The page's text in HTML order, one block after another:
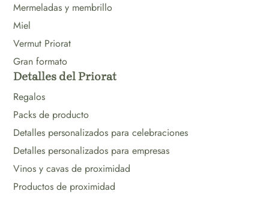
Mermeladas y membrillo
Miel
Vermut Priorat
Gran formato
Detalles del Priorat
Regalos
Packs de producto
Detalles personalizados para celebraciones
Detalles personalizados para empresas
Vinos y cavas de proximidad
Productos de proximidad